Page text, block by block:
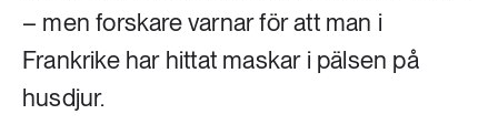
– men forskare varnar för att man i
Frankrike har hittat maskar i pälsen på
husdjur.